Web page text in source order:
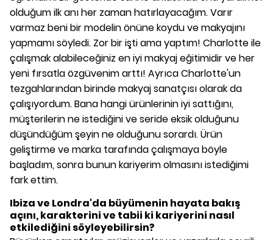
olduğum ilk anı her zaman hatırlayacağım. Varır
varmaz beni bir modelin önüne koydu ve makyajını
yapmamı söyledi. Zor bir işti ama yaptım! Charlotte ile
çalışmak alabileceğiniz en iyi makyaj eğitimidir ve her
yeni fırsatla özgüvenim arttı! Ayrıca Charlotte'un
tezgahlarından birinde makyaj sanatçısı olarak da
çalışıyordum. Bana hangi ürünlerinin iyi sattığını,
müşterilerin ne istediğini ve seride eksik olduğunu
düşündüğüm şeyin ne olduğunu sorardı. Ürün
geliştirme ve marka tarafında çalışmaya böyle
başladım, sonra bunun kariyerim olmasını istediğimi
fark ettim.
Ibiza ve Londra'da büyümenin hayata bakış
açını, karakterini ve tabii ki kariyerini nasıl
etkilediğini söyleyebilirsin?